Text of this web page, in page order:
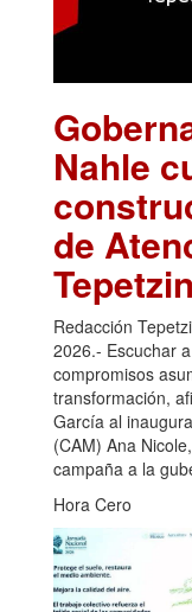
Nahle
de
Redacción
2026.- Escuchar
compromisos
transformación,
García al
(CAM) Ana
campaña a la
Hora Cero